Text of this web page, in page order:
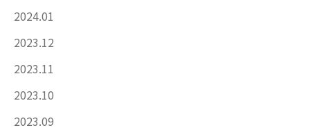
2024.01
2023.12
2023.11
2023.10
2023.09